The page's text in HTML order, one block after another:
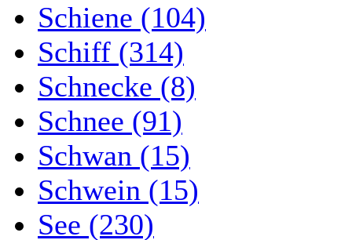
Schiene (104)
Schiff (314)
Schnecke (8)
Schnee (91)
Schwan (15)
Schwein (15)
See (230)